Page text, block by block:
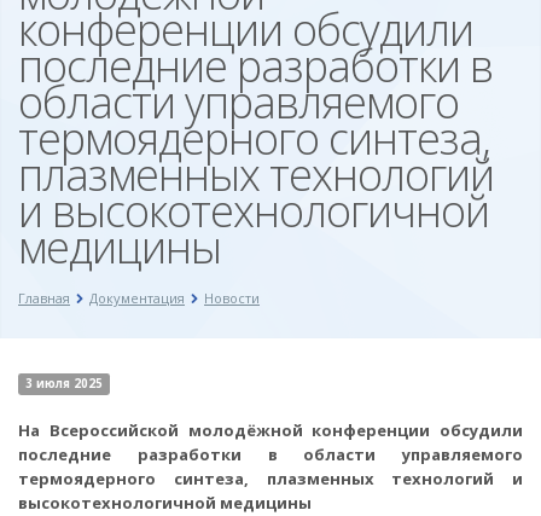
конференции обсудили
последние разработки в
области управляемого
термоядерного синтеза,
плазменных технологий
и высокотехнологичной
медицины
Главная Документация Новости
3 июля 2025
На Всероссийской молодёжной конференции обсудили
последние разработки в области управляемого
термоядерного синтеза, плазменных технологий и
высокотехнологичной медицины